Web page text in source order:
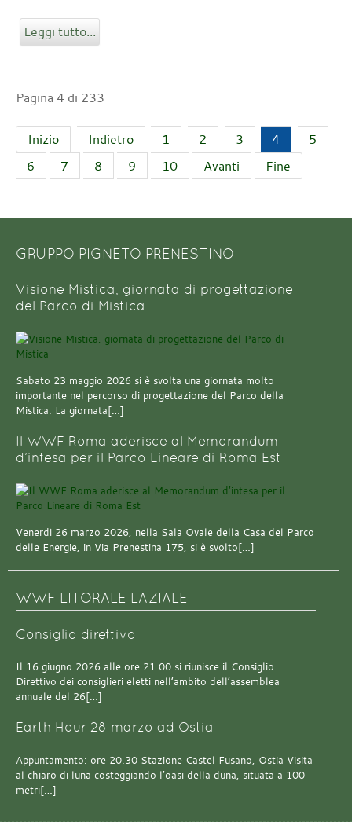
Leggi tutto...
Pagina 4 di 233
Inizio Indietro 1 2 3 4
5
6
7 8 9 10 Avanti Fine
GRUPPO PIGNETO PRENESTINO
Visione Mistica, giornata di progettazione
del Parco di Mistica
Sabato 23 maggio 2026 si è svolta una giornata molto
importante nel percorso di progettazione del Parco della
Mistica. La giornata[…]
Il WWF Roma aderisce al Memorandum
d’intesa per il Parco Lineare di Roma Est
Venerdì 26 marzo 2026, nella Sala Ovale della Casa del Parco
delle Energie, in Via Prenestina 175, si è svolto[…]
WWF LITORALE LAZIALE
Consiglio direttivo
Il 16 giugno 2026 alle ore 21.00 si riunisce il Consiglio
Direttivo dei consiglieri eletti nell’ambito dell’assemblea
annuale del 26[…]
Earth Hour 28 marzo ad Ostia
Appuntamento: ore 20.30 Stazione Castel Fusano, Ostia Visita
al chiaro di luna costeggiando l’oasi della duna, situata a 100
metri[…]